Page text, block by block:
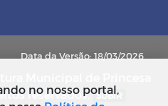
Data da Versão: 18/03/2026
reservados. SUBIR
no nosso portal,